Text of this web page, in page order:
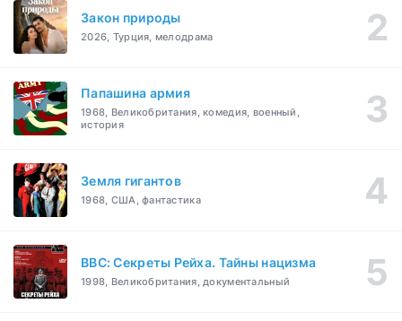
Закон природы
2026, Турция, мелодрама
Папашина армия
1968, Великобритания, комедия, военный,
история
Земля гигантов
1968, США, фантастика
BBC: Секреты Рейха. Тайны нацизма
1998, Великобритания, документальный